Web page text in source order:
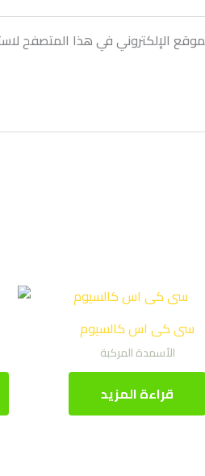
الإلكتروني في هذا المتصفح
سى كى اس كالسيوم
الأسمدة المركبة
قراءة المزيد